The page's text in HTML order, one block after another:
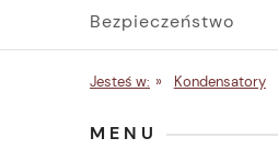
Bezpieczeństwo
Jesteś w: » Kondensatory
MENU